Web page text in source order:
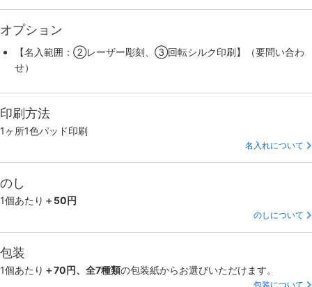
オプション
【名入範囲：②レーザー彫刻、③回転シルク印刷】（要問い合わ
せ）
印刷方法
1ヶ所1色パッド印刷
名入れについて
のし
1個あたり ＋50円
のしについて
包装
1個あたり ＋70円、全7種類の包装紙からお選びいただけます。
包装について